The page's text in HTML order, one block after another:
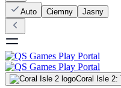
Auto Ciemny Jasny
Coral Isle 2: